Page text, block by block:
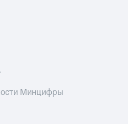
Минцифры